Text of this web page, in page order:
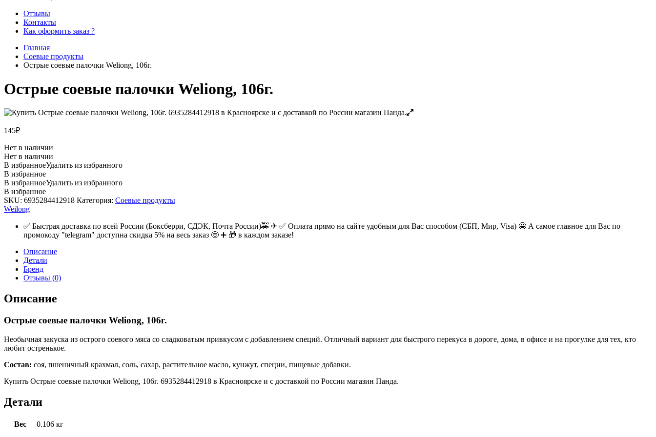
Отзывы
Контакты
Как оформить заказ ?
Главная
Соевые продукты
Острые соевые палочки Weliong, 106г.
Острые соевые палочки Weliong, 106г.
145₽
Нет в наличии
Нет в наличии
В избранноеУдалить из избранного
В избранное
В избранноеУдалить из избранного
В избранное
SKU: 6935284412918 Категория: Соевые продукты
Weilong
✅ Быстрая доставка по всей России (Боксберри, СДЭК, Почта России)🚕 ✈ ✅ Оплата прямо на сайте удобным для Вас способом (СБП, Мир, Visa) 🤩 А самое главное для Вас по
промокоду "telegram" доступна скидка 5% на весь заказ 🤩 ➕ 🎁 в каждом заказе!
Описание
Детали
Бренд
Отзывы (0)
Описание
Острые соевые палочки Weliong, 106г.
Необычная закуска из острого соевого мяса со сладковатым привкусом с добавлением специй. Отличный вариант для быстрого перекуса в дороге, дома, в офисе и на прогулке для тех, кто
любит остренькое.
Состав: соя, пшеничный крахмал, соль, сахар, растительное масло, кунжут, специи, пищевые добавки.
Купить Острые соевые палочки Weliong, 106г. 6935284412918 в Красноярске и с доставкой по России магазин Панда.
Детали
Вес 0.106 кг